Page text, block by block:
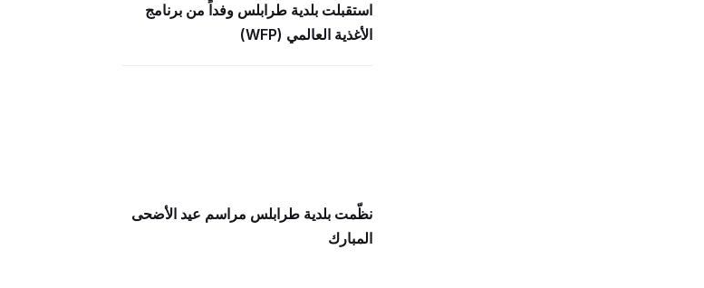
استقبلت بلدية طرابلس وفداً من برنامج
الأغذية العالمي (WFP)
نظّمت بلدية طرابلس مراسم عيد الأضحى
المبارك